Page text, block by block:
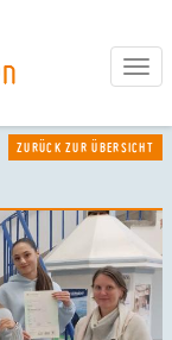
ZURÜCK ZUR ÜBERSICHT